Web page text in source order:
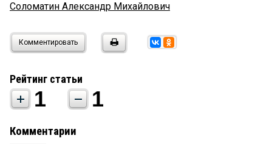
Соломатин Александр Михайлович
Комментировать
Рейтинг статьи
1 1
Комментарии